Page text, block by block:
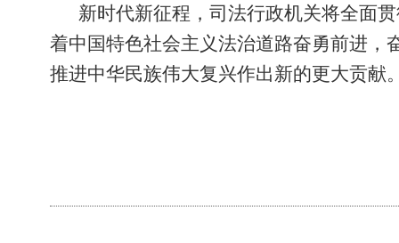
新时代新征程，司法行政机关将全面
着中国特色社会主义法治道路奋勇前进，
推进中华民族伟大复兴作出新的更大贡献